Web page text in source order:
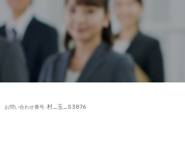
お問い合わせ番号: 村_玉_S3876